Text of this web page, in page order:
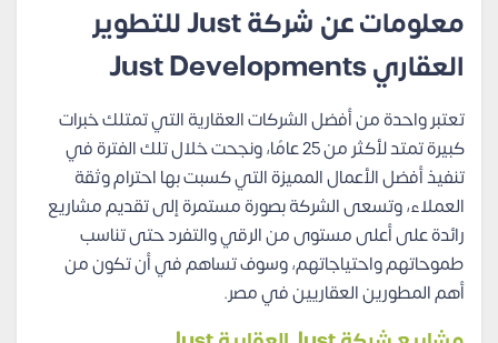
معلومات عن شركة Just للتطوير
العقاري Just Developments
تعتبر واحدة من أفضل الشركات العقارية التي تمتلك خبرات
كبيرة تمتد لأكثر من 25 عامًا، ونجحت خلال تلك الفترة في
تنفيذ أفضل الأعمال المميزة التي كسبت بها احترام وثقة
العملاء، وتسعى الشركة بصورة مستمرة إلى تقديم مشاريع
رائدة على أعلى مستوى من الرقي والتفرد حتى تناسب
طموحاتهم واحتياجاتهم، وسوف تساهم في أن تكون من
أهم المطورين العقاريين في مصر.